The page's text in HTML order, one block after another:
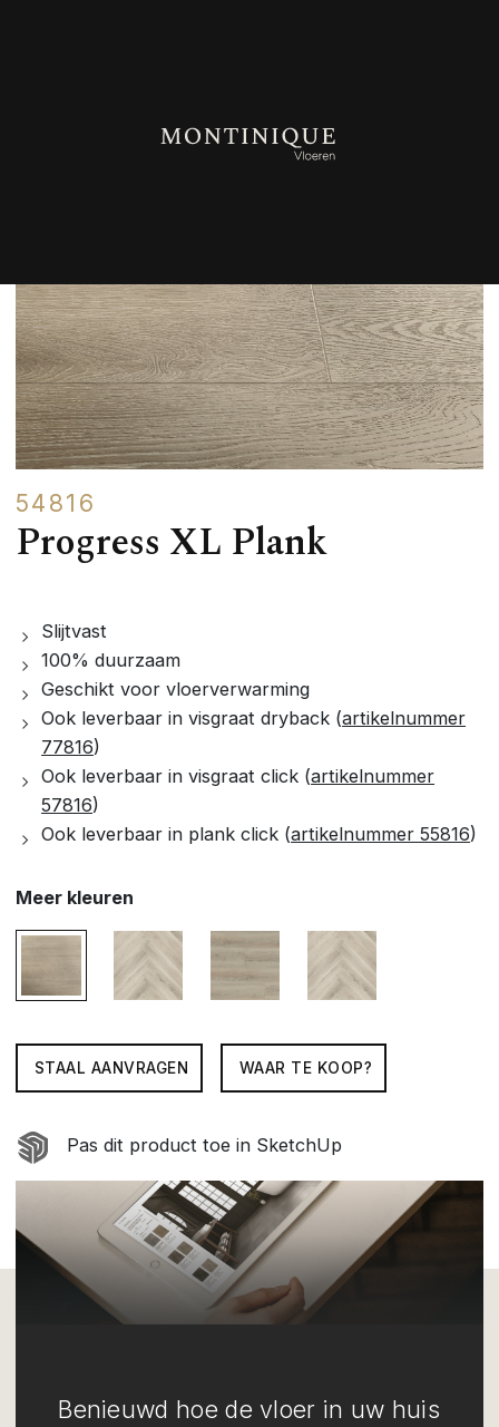
54816
Progress XL Plank
Slijtvast
100% duurzaam
Geschikt voor vloerverwarming
Ook leverbaar in visgraat dryback (artikelnummer
77816)
Ook leverbaar in visgraat click (artikelnummer
57816)
Ook leverbaar in plank click (artikelnummer 55816)
Meer kleuren
STAAL AANVRAGEN WAAR TE KOOP?
Pas dit product toe in SketchUp
Benieuwd hoe de vloer in uw huis